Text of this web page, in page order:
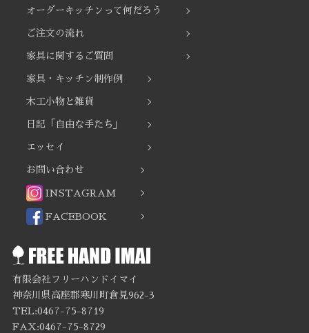
オーダーキッチンって何だろう
ご注文の流れ
家具に関するご質問
家具・キッチン制作例
木工小物と雑貨
日記「自由な手たち」
エッセイ
お問い合わせ
INSTAGRAM
FACEBOOK
有限会社フリーハンドイマイ
神奈川県高座郡寒川町倉見962-3
TEL:0467-75-8719
FAX:0467-75-8729